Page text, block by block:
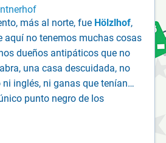
más al norte, fue Hölzlhof,
aquí no tenemos muchas cosas
dueños antipáticos que no
una casa descuidada, no
inglés, ni ganas que tenían…
punto negro de los